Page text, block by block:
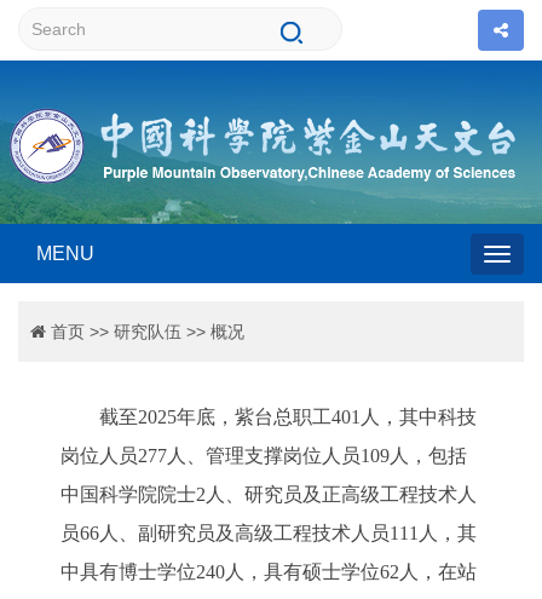
MENU
首页 >> 研究队伍 >> 概况
截至2025年底，紫台总职工401人，其中科技
岗位人员277人、管理支撑岗位人员109人，包括
中国科学院院士2人、研究员及正高级工程技术人
员66人、副研究员及高级工程技术人员111人，其
中具有博士学位240人，具有硕士学位62人，在站